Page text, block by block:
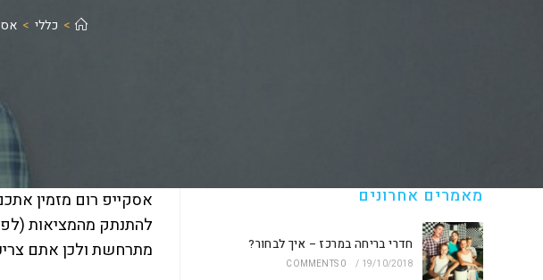
> כללי >
אסקייפ רום מזמין
להתנתק מהמציאות
מתרחשת ולכן אתם
מאמרים אחרונים
חדרי בריחה במרכז – איך לבחור?
19/10/2018
/
0 COMMENTS